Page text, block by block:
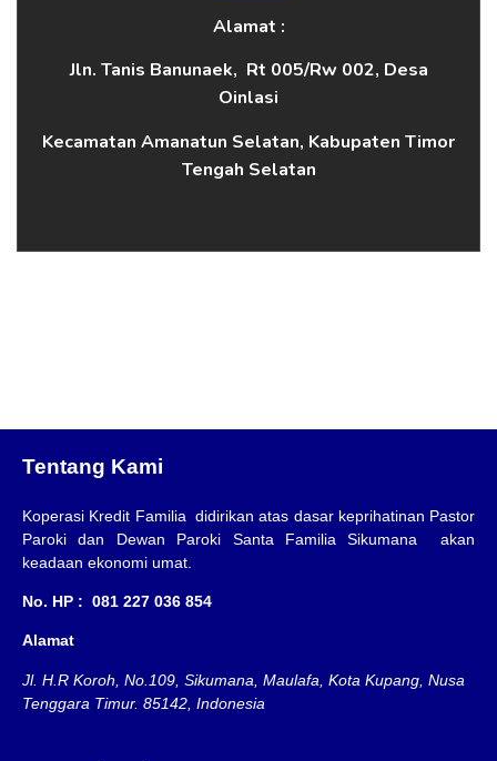
Alamat :
Jln. Tanis Banunaek, Rt 005/Rw 002, Desa
Oinlasi
Kecamatan Amanatun Selatan, Kabupaten Timor
Tengah Selatan
Tentang Kami
Koperasi Kredit Familia didirikan atas dasar keprihatinan Pastor
Paroki dan Dewan Paroki Santa Familia Sikumana akan
keadaan ekonomi umat.
No. HP : 081 227 036 854
Alamat
Jl. H.R Koroh, No.109, Sikumana, Maulafa, Kota Kupang, Nusa
Tenggara Timur. 85142, Indonesia